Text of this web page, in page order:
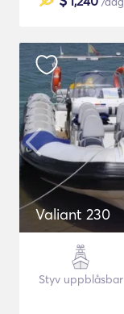
Valiant 230
Styv uppblåsbar